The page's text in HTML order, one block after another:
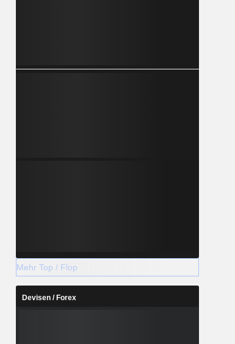
Mehr Top / Flop
Devisen / Forex